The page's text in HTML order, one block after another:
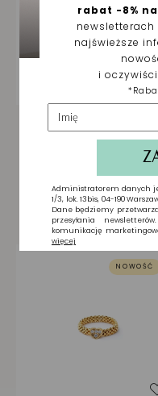
Pierścionek srebrny
pozłacany z kwiatkiem i
85,00 zł
NOWOŚĆ